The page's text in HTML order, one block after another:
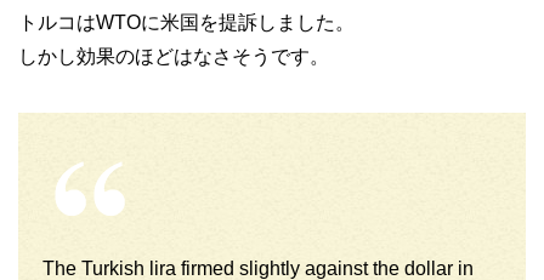
トルコはWTOに米国を提訴しました。
しかし効果のほどはなさそうです。
The Turkish lira firmed slightly against the dollar in